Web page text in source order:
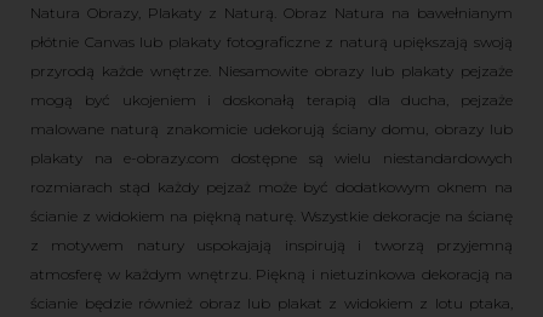
Natura Obrazy, Plakaty z Naturą. Obraz Natura na bawełnianym
płótnie Canvas lub plakaty fotograficzne z naturą upiększają swoją
przyrodą każde wnętrze. Niesamowite obrazy lub plakaty pejzaże
mogą być ukojeniem i doskonałą terapią dla ducha, pejzaże
malowane naturą znakomicie udekorują ściany domu, obrazy lub
plakaty na e-obrazy.com dostępne są wielu niestandardowych
rozmiarach stąd każdy pejzaż może być dodatkowym oknem na
ścianie z widokiem na piękną naturę. Wszystkie dekoracje na ścianę
z motywem natury uspokajają inspirują i tworzą przyjemną
atmosferę w każdym wnętrzu. Piękną i nietuzinkowa dekoracją na
ścianie będzie również obraz lub plakat z widokiem z lotu ptaka,